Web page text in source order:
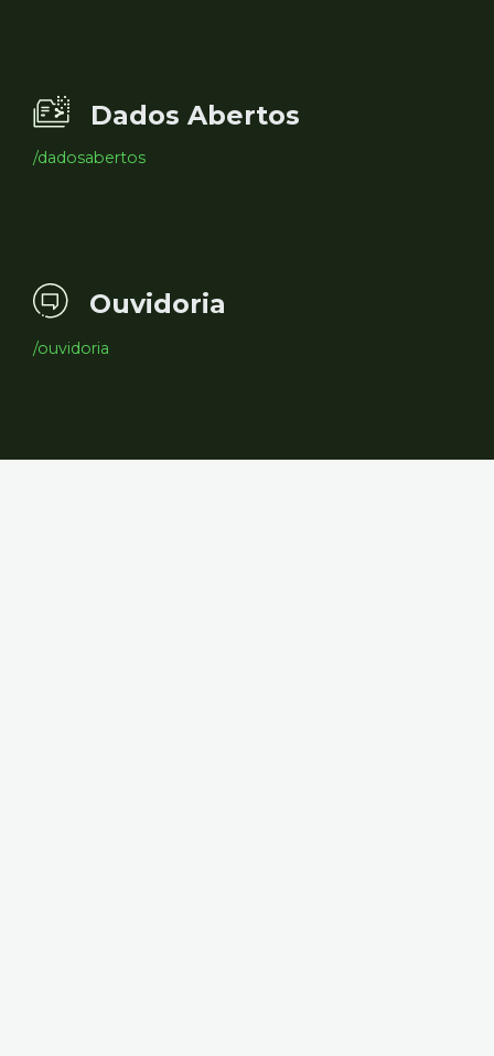
Dados Abertos
/dadosabertos
Ouvidoria
/ouvidoria